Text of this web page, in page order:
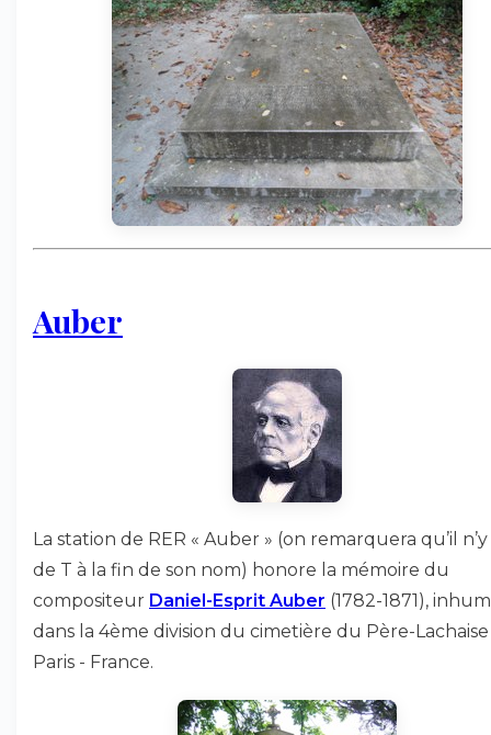
Auber
La station de RER « Auber » (on remarquera qu’il n’y
de T à la fin de son nom) honore la mémoire du
compositeur Daniel-Esprit Auber (1782-1871),
dans la 4ème division du cimetière du Père-
Paris - France.